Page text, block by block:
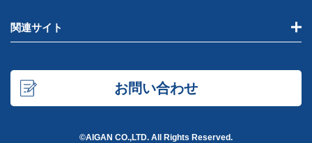
関連サイト
お問い合わせ
©AIGAN CO.,LTD. All Rights Reserved.